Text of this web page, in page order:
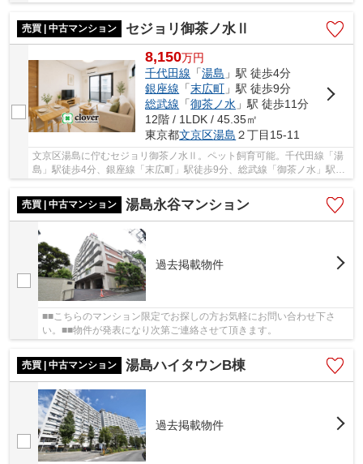
8分。銀座線「上野広小路」駅徒歩6分と利便性...
売買 | 中古マンション
セジョリ御茶ノ水Ⅱ
8,150万円
千代田線 「湯島 」駅 徒歩4分
銀座線 「末広町 」駅 徒歩9分
総武線 「御茶ノ水 」駅 徒歩11分
12階 / 1LDK / 45.35㎡
東京都文京区湯島 ２丁目15-11
文京区湯島に佇むセジョリ御茶ノ水Ⅱ。ペット飼育可能。千代田線「湯
島」駅徒歩4分、銀座線「末広町」駅徒歩9分、総武線「御茶ノ水」駅徒
売買 | 中古マンション
湯島永谷マンション
過去掲載物件
■■こちらのマンション限定でお探しの方お気軽にお問い合わせ下さ
い。■■物件が発表になり次第ご連絡させて頂きます。
売買 | 中古マンション 湯島ハイタウンB棟
過去掲載物件